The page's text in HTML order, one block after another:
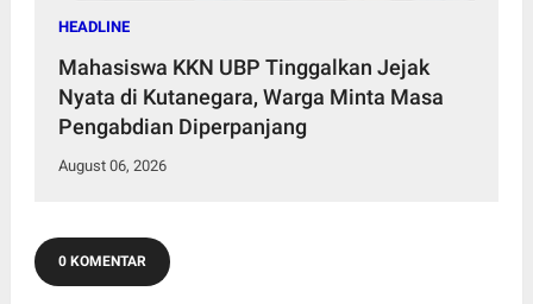
HEADLINE
Mahasiswa KKN UBP Tinggalkan Jejak
Nyata di Kutanegara, Warga Minta Masa
Pengabdian Diperpanjang
August 06, 2026
0 KOMENTAR